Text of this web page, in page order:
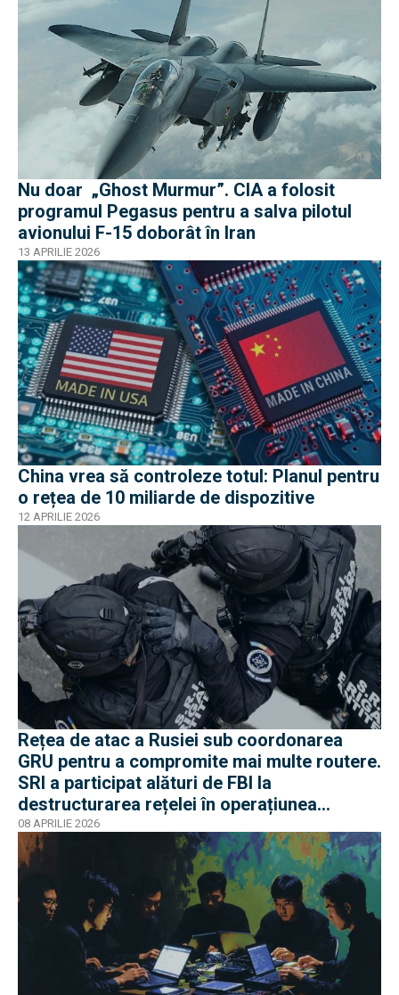
Nu doar „Ghost Murmur”. CIA a folosit
programul Pegasus pentru a salva pilotul
avionului F-15 doborât în Iran
13 APRILIE 2026
China vrea să controleze totul: Planul pentru
o rețea de 10 miliarde de dispozitive
12 APRILIE 2026
Rețea de atac a Rusiei sub coordonarea
GRU pentru a compromite mai multe routere.
SRI a participat alături de FBI la
destructurarea rețelei în operațiunea
Masquerade
08 APRILIE 2026